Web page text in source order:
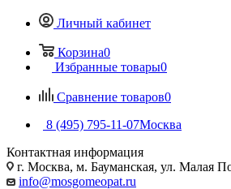
Личный кабинет
Корзина0
Избранные товары0
Сравнение товаров0
8 (495) 795-11-07Москва
Контактная информация
г. Москва, м. Бауманская, ул. Малая
info@mosgomeopat.ru